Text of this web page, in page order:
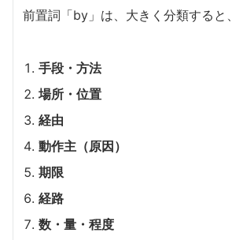
前置詞「by」は、大きく分類すると、
手段・方法
場所・位置
経由
動作主（原因）
期限
経路
数・量・程度